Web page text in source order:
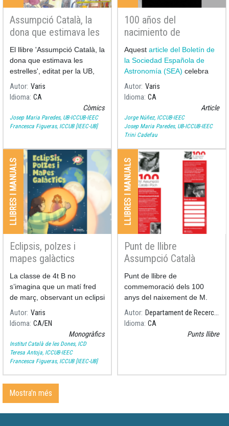
Assumpció Català, la
dona que estimava les
estrelles
El llibre 'Assumpció Català, la
dona que estimava les
estrelles', editat per la UB,
escrit per Ramon Dilla (UB) i
il·lustrat per Pilarín Bayés,
recull els moments més
significatius de la vida i la
Autor Varis
Idioma CA
Còmics
Josep Maria Paredes, UB-ICCUB-IEEC
Francesca Figueras, ICCUB [IEEC-UB]
100 años del
nacimiento de
Assumpció Català i
Poch al 53è Boletín de
la Sociedad Española
de Astronomía
Aquest article del Boletín de
la Sociedad Española de
Astronomía (SEA) celebra
els 100 anys del naixement
Autor Varis
Idioma CA
Article
Jorge Núñez, ICCUB-IEEC
Josep Maria Paredes, UB-ICCUB-IEEC
Trini Cadefau
LLIBRES I MANUALS
Eclipsis, polzes i
mapes galàctics
La classe de 4t B no
s’imagina que un matí fred
de març, observant un eclipsi
de Lluna, serà només el
començament d’un viatge
Autor Varis
Idioma CA EN
Monogràfics
Institut Català de les Dones, ICD
Teresa Antoja, ICCUB-IEEC
Francesca Figueras, ICCUB [IEEC-UB]
LLIBRES I MANUALS
Punt de llibre
Assumpció Català
Punt de llibre de
commemoració dels 100
anys del naixement de M.
Autor
Departament de Recerca i Universitats
Idioma CA
Punts llibre
Mostra'n més